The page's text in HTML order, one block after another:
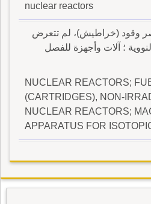
nuclear reactors
وقود (خراطيش)، لم تتعرض
؛ آلات وأجهزة للفصل
NUCLEAR REACTORS;
(CARTRIDGES), NON-
NUCLEAR REACTORS;
APPARATUS FOR